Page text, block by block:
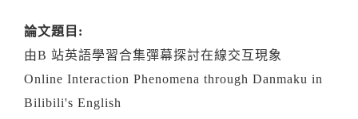
論文題目:
由B 站英語學習合集彈幕探討在線交互現象
Online Interaction Phenomena through Danmaku in
Bilibili's English